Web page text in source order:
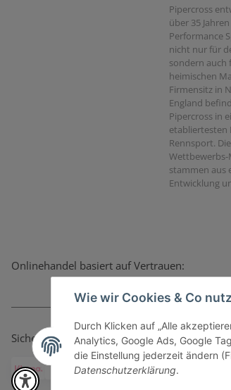
Wie wir Cookies & Co
Durch Klicken auf „Alle
Analytics, Google Ads, Google
die Einstellung jederzeit ändern
Datenschutzerklärung.
Pipercross
über 35
Performance
nicht nur für
sondern auch
heimischen
Firmensitz in
England
Pipercross in
etabliertesten
Rennsport.
stammen aus
Entwicklung
Onlinehandel basiert auf Vertrauen:
Sicher bezahlen via: